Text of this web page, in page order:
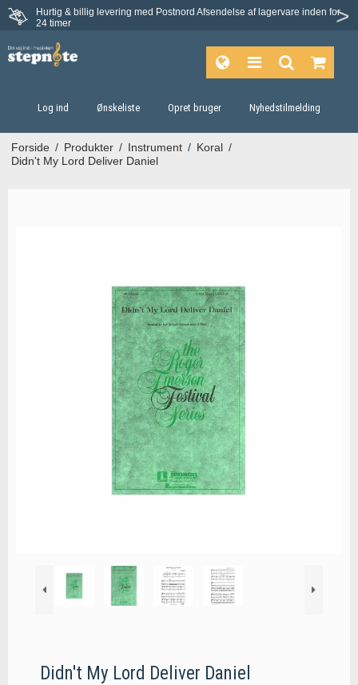
Hurtig & billig levering med Postnord Afsendelse af lagervare inden for
24 timer
Fortrydelsesret på 30 dage
Log ind Ønskeliste Opret bruger Nyhedstilmelding
Forside / Produkter / Instrument / Koral /
Didn't My Lord Deliver Daniel
Didn't My Lord Deliver Daniel